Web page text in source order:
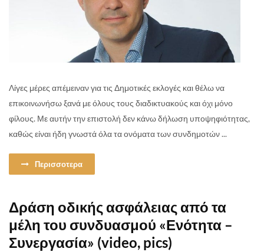
Λίγες μέρες απέμειναν για τις Δημοτικές εκλογές και θέλω να
επικοινωνήσω ξανά με όλους τους διαδικτυακούς και όχι μόνο
φίλους. Με αυτήν την επιστολή δεν κάνω δήλωση υποψηφιότητας,
καθώς είναι ήδη γνωστά όλα τα ονόματα των συνδημοτών ...
Περισσοτερα
Δράση οδικής ασφάλειας από τα
μέλη του συνδυασμού «Ενότητα –
Συνεργασία» (video, pics)